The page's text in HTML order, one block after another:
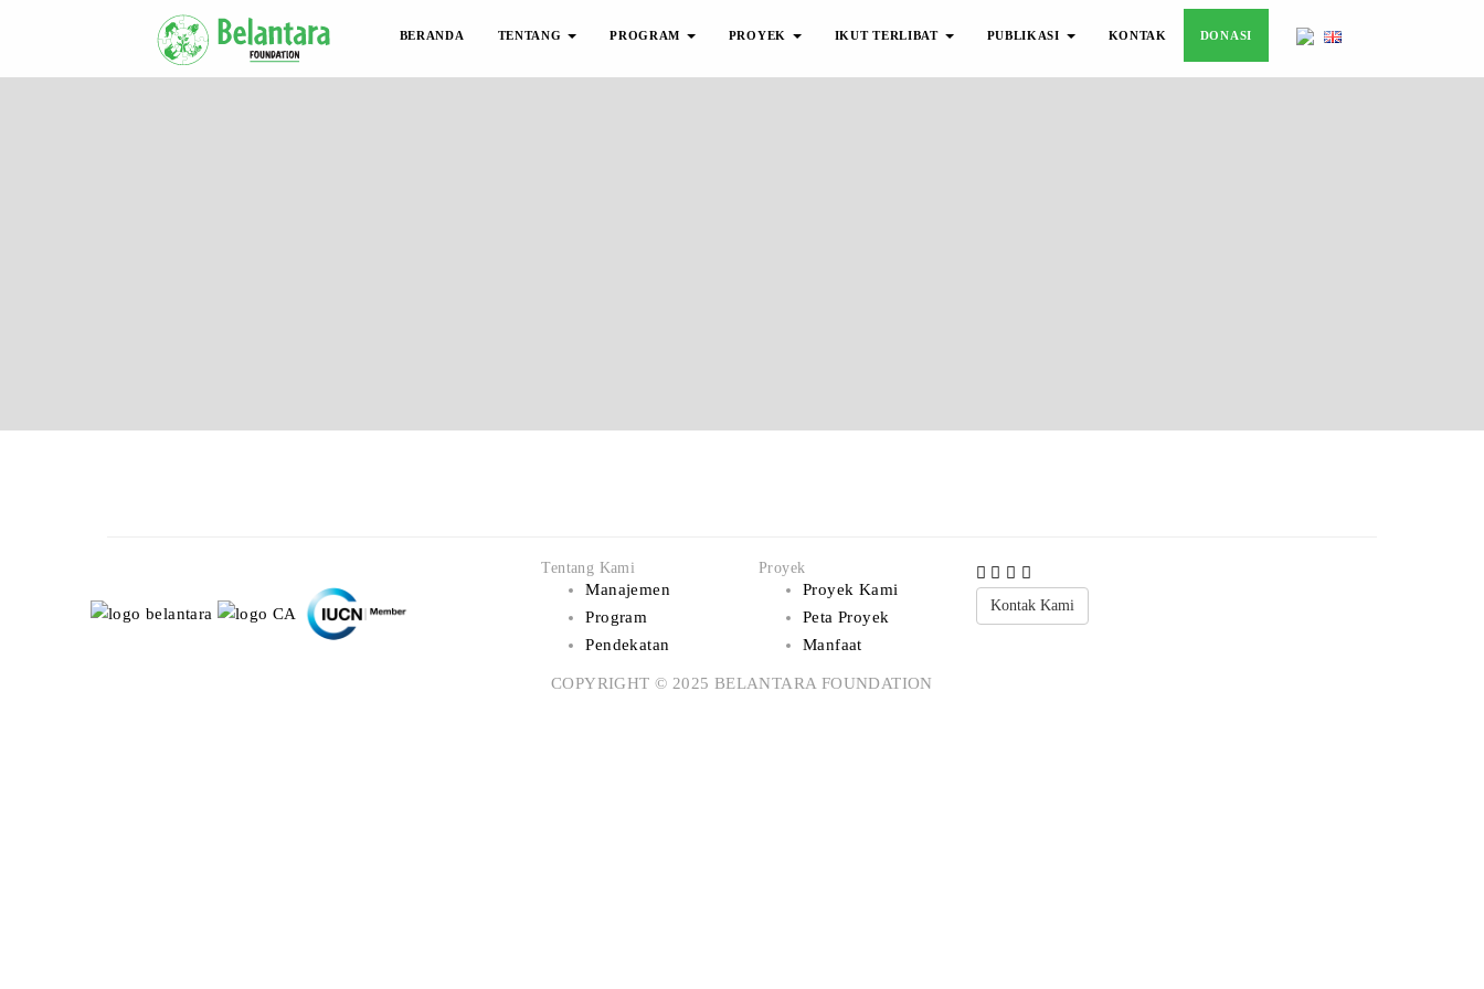
BERANDA TENTANG PROGRAM PROYEK IKUT TERLIBAT PUBLIKASI KONTAK DONASI
Tentang Kami
Manajemen
Program
Pendekatan
Proyek
Proyek Kami
Peta Proyek
Manfaat
Kontak Kami
COPYRIGHT © 2025 BELANTARA FOUNDATION